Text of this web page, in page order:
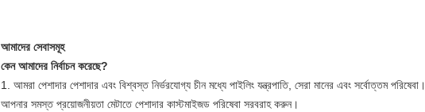
আমাদের সেবাসমূহ
কেন আমাদের নির্বাচন করেছে?
1. আমরা পেশাদার পেশাদার এবং বিশ্বস্ত নির্ভরযোগ্য চীন মধ্যে পাইলিং যন্ত্রপাতি, সেরা মানের এবং সর্বোত্তম পরিষেবা।
আপনার সমস্ত প্রয়োজনীয়তা মেটাতে পেশাদার কাস্টমাইজড পরিষেবা সরবরাহ করুন।